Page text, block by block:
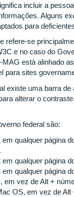
incluir a
Alguns
para
refere-se
e no caso do
está alinhado
para sites
existe uma barra
alterar o
federal são:
em qualquer página
em qualquer página
em qualquer página
em vez de Alt +
OS, em vez de